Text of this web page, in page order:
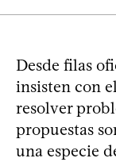
Desde filas
insisten con
resolver
propuestas
una especie